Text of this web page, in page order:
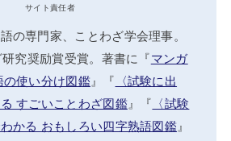
サイト責任者
の専門家、ことわざ学会理事。
究奨励賞受賞。著書に『マンガ
の使い分け図鑑』『 〈試験に出
すごいことわざ図鑑』『 〈試験
かる おもしろい四字熟語図鑑 』